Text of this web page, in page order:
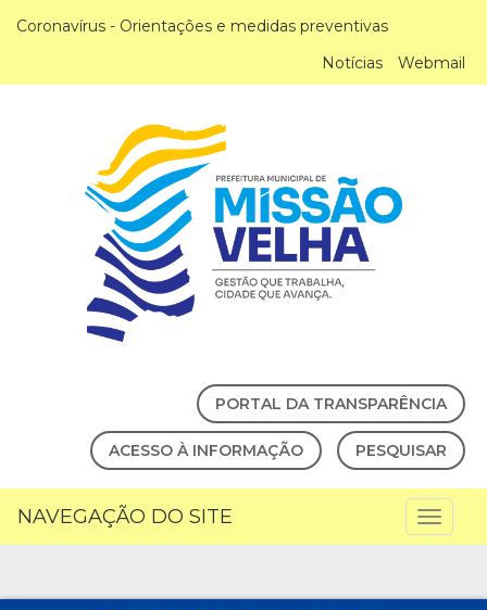
Coronavírus - Orientações e medidas preventivas
Notícias
Webmail
PORTAL DA TRANSPARÊNCIA
ACESSO À INFORMAÇÃO PESQUISAR
NAVEGAÇÃO DO SITE